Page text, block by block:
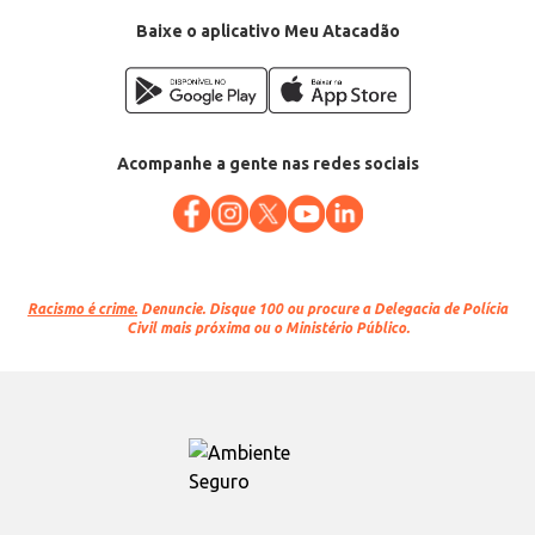
EAN: 7898963213468Baixe o aplicativo Meu Atacadão
Acompanhe a gente nas redes sociais
Racismo é crime. Denuncie. Disque 100 ou procure a Delegacia de Polícia
Civil mais próxima ou o Ministério Público.